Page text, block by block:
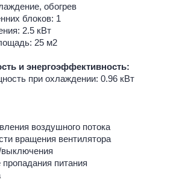
обогрев
блоков: 1
2.5 кВт
25 м2
и энергоэффективность:
при охлаждении: 0.96 кВт
воздушного потока
вращения вентилятора
питания